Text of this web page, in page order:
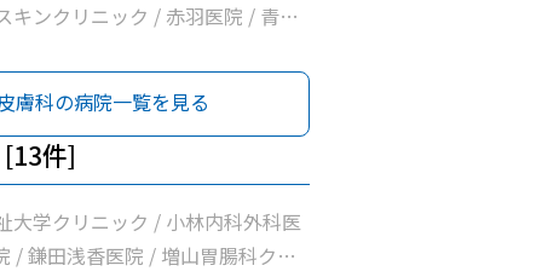
キンクリニック / 赤羽医院 / 青柳
須 / 国際医療福祉大学那須医療セ
膚科の病院一覧を見る
件]
大学クリニック / 小林内科外科医
/ 鎌田浅香医院 / 増山胃腸科クリ